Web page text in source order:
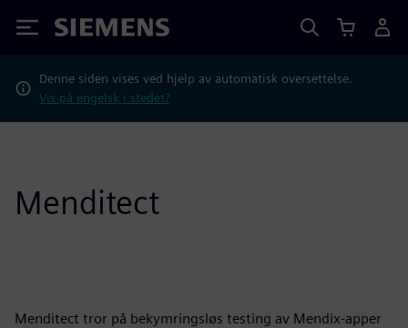
Siemens
Denne siden vises ved hjelp av automatisk oversettelse.
Vis på engelsk i stedet?
Menditect
Menditect tror på bekymringsløs testing av Mendix-apper